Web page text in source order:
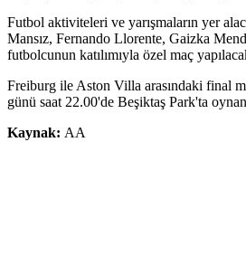
Futbol aktiviteleri ve yarışmaların yer
Mansız, Fernando Llorente, Gaizka
futbolcunun katılımıyla özel maç
Freiburg ile Aston Villa arasındaki final
günü saat 22.00'de Beşiktaş Park'ta
Kaynak: AA